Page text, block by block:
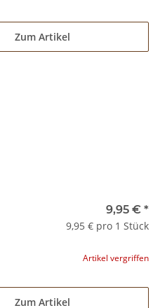
Zum Artikel
9,95 € *
9,95 € pro 1 Stück
Artikel vergriffen
Zum Artikel